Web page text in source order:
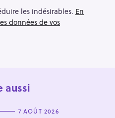
les indésirables. En
données de vos
aussi
7 AOÛT 2026